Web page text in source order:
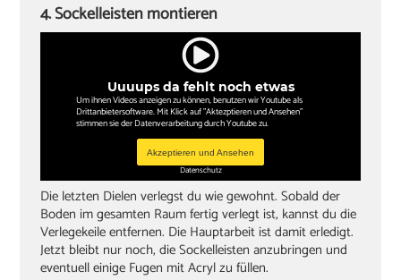
Uuuups da fehlt noch etwas
Um ihnen Videos anzeigen zu können, benutzen wir Youtube als
Drittanbietersoftware. Mit Klick auf "Aktezptieren und Ansehen"
stimmen sie der Datenverarbeitung durch Youtube zu.
Akzeptieren und Ansehen
Datenschutz
4. Sockelleisten montieren
Die letzten Dielen verlegst du wie gewohnt. Sobald der
Boden im gesamten Raum fertig verlegt ist, kannst du die
Verlegekeile entfernen. Die Hauptarbeit ist damit erledigt.
Jetzt bleibt nur noch, die Sockelleisten anzubringen und
eventuell einige Fugen mit Acryl zu füllen.